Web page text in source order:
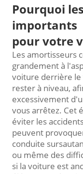
Pourquoi
importants
pour votre
Les amortisseurs
grandement à
voiture derrière le
rester à niveau,
excessivement
vous arrêtez. Cet
éviter les
peuvent
conduite
ou même des
si la voiture est